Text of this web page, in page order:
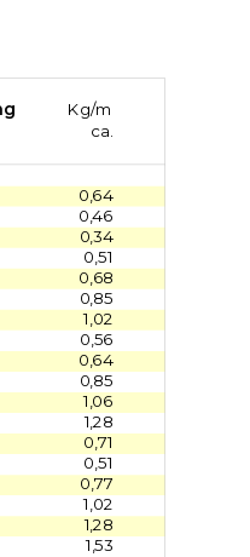
Abmessung Kg/m
0,64
0,46
0,34
0,51
0,68
0,85
1,02
0,56
0,64
0,85
1,06
1,28
0,71
0,51
0,77
1,02
1,28
1,53